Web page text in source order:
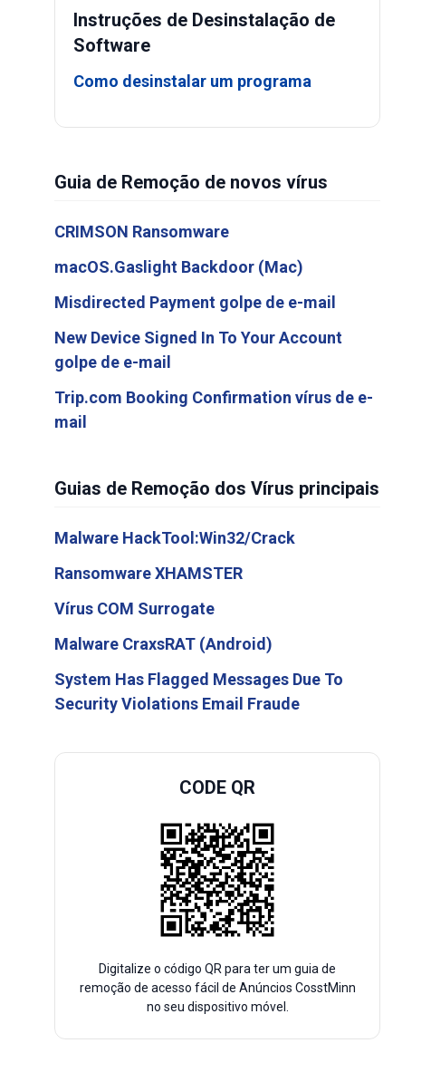
Instruções de Desinstalação de
Software
Como desinstalar um programa
Guia de Remoção de novos vírus
CRIMSON Ransomware
macOS.Gaslight Backdoor (Mac)
Misdirected Payment golpe de e-mail
New Device Signed In To Your Account
golpe de e-mail
Trip.com Booking Confirmation vírus de e-
mail
Guias de Remoção dos Vírus principais
Malware HackTool:Win32/Crack
Ransomware XHAMSTER
Vírus COM Surrogate
Malware CraxsRAT (Android)
System Has Flagged Messages Due To
Security Violations Email Fraude
CODE QR
Digitalize o código QR para ter um guia de
remoção de acesso fácil de Anúncios CosstMinn
no seu dispositivo móvel.